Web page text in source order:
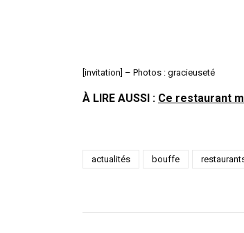
[invitation] – Photos : gracieuseté
À LIRE AUSSI : Ce restaurant
actualités bouffe